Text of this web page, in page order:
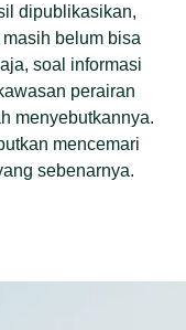
dipublikasikan,
belum bisa
soal informasi
perairan
menyebutkannya.
mencemari
sebenarnya.